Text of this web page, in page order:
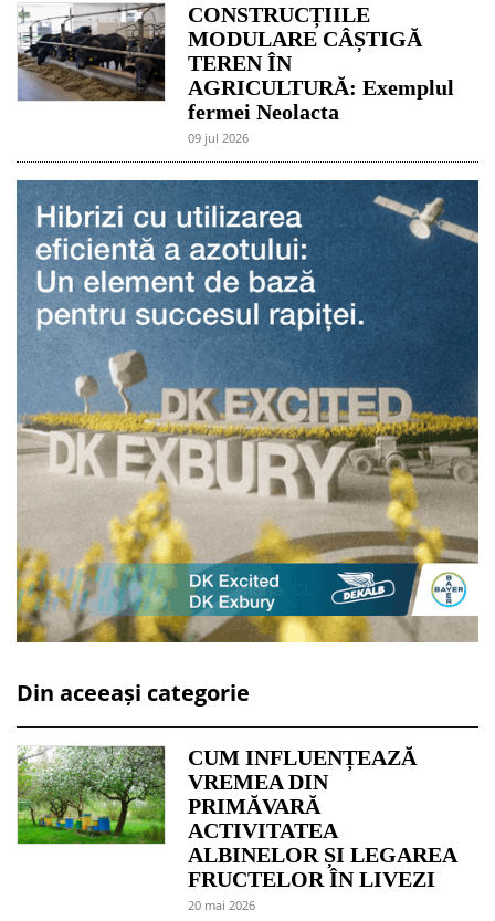
CONSTRUCȚIILE
MODULARE CÂȘTIGĂ
TEREN ÎN
AGRICULTURĂ: Exemplul
fermei Neolacta
09 jul 2026
Din aceeași categorie
CUM INFLUENȚEAZĂ
VREMEA DIN
PRIMĂVARĂ
ACTIVITATEA
ALBINELOR ȘI LEGAREA
FRUCTELOR ÎN LIVEZI
20 mai 2026